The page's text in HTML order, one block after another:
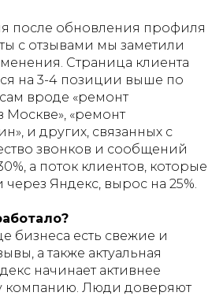
после обновления профиля
с отзывами мы заметили
Страница клиента
на 3-4 позиции выше по
вроде «ремонт
Москве», «ремонт
и других, связанных с
звонков и сообщений
а поток клиентов, которые
через Яндекс, вырос на 25%.
бизнеса есть свежие и
а также актуальная
начинает активнее
компанию. Люди доверяют